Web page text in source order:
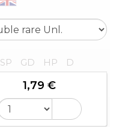
SP GD HP D
1,79 €